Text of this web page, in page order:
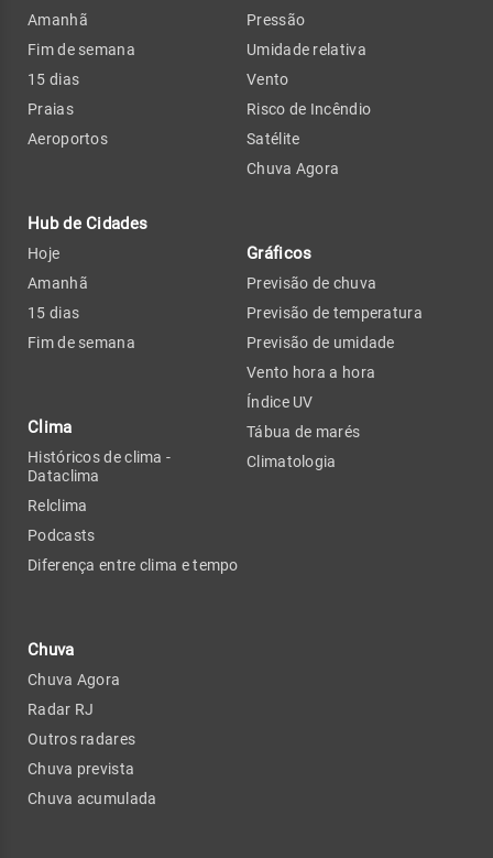
Amanhã
Fim de semana
15 dias
Praias
Aeroportos
Hub de Cidades
Hoje
Amanhã
15 dias
Fim de semana
Clima
Históricos de clima -
Dataclima
Relclima
Podcasts
Diferença entre clima e tempo
Chuva
Chuva Agora
Radar RJ
Outros radares
Chuva prevista
Chuva acumulada
Pressão
Umidade relativa
Vento
Risco de Incêndio
Satélite
Chuva Agora
Gráficos
Previsão de chuva
Previsão de temperatura
Previsão de umidade
Vento hora a hora
Índice UV
Tábua de marés
Climatologia